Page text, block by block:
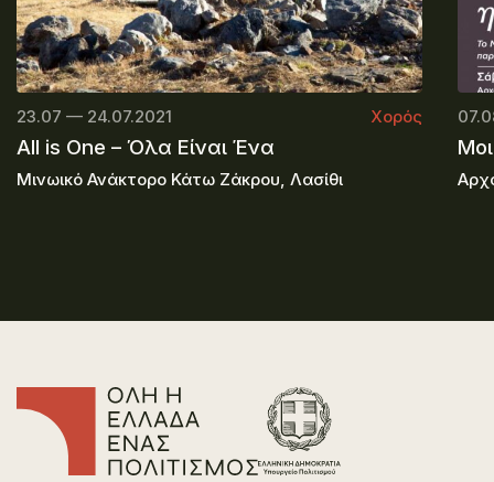
23.07 — 24.07.2021 Χορός
All is One – Όλα Είναι Ένα
Μινωικό Ανάκτορο Κάτω Ζάκρου, Λασίθι